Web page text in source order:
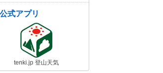
式アプリ
tenki.jp 登山天気